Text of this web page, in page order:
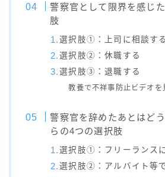
警察官として限界を感じ
肢
選択肢①：上司に相談する
選択肢②：休職する
選択肢③：退職する
教養で不祥事防止ビデオを
警察官を辞めたあとはど
らの4つの選択肢
選択肢①：フリーランス
選択肢②：アルバイト等